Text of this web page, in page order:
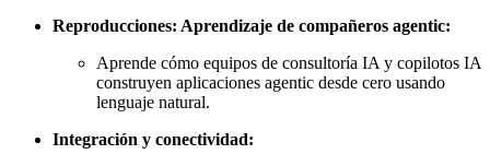
Reproducciones: Aprendizaje de compañeros agentic:
Aprende cómo equipos de consultoría IA y copilotos IA
construyen aplicaciones agentic desde cero usando
lenguaje natural.
Integración y conectividad: